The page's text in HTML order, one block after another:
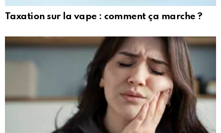
Taxation sur la vape : comment ça marche ?